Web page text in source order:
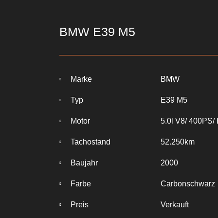
BMW E39 M5
Marke
Typ
Motor
Tachostand
Baujahr
Farbe
Preis
BMW
E39 M5
5.0l V8/ 400PS/
52.250km
2000
Carbonschwarz
Verkauft